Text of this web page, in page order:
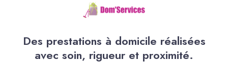
Des prestations à domicile réalisées
avec soin, rigueur et proximité.